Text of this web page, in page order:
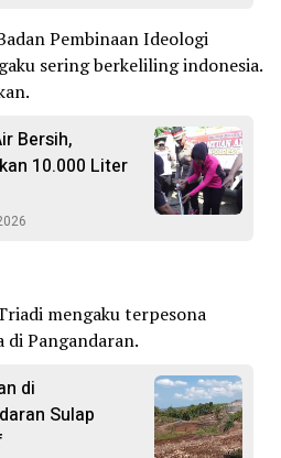
Pembinaan Ideologi
sering berkeliling indonesia.
Bersih,
10.000 Liter
mengaku terpesona
di Pangandaran.
di
Sulap